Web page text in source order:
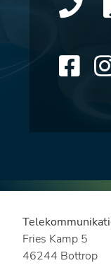
Fries Kamp 5
46244 Bottrop